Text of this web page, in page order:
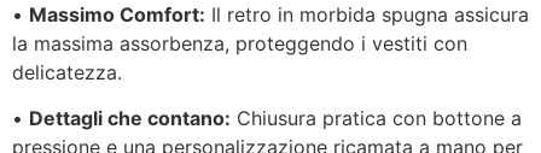
• Massimo Comfort: Il retro in morbida spugna assicura
la massima assorbenza, proteggendo i vestiti con
delicatezza.
• Dettagli che contano: Chiusura pratica con bottone a
pressione e una personalizzazione ricamata a mano per